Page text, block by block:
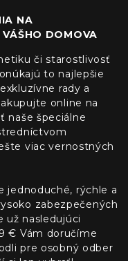
NA
DOMOVA
či starostlivosť
to najlepšie
rady a
online na
naše špeciálne
viac vernostných
jednoduché, rýchle a
zabezpečených
už nasledujúci
€ Vám doručíme
pre osobný odber